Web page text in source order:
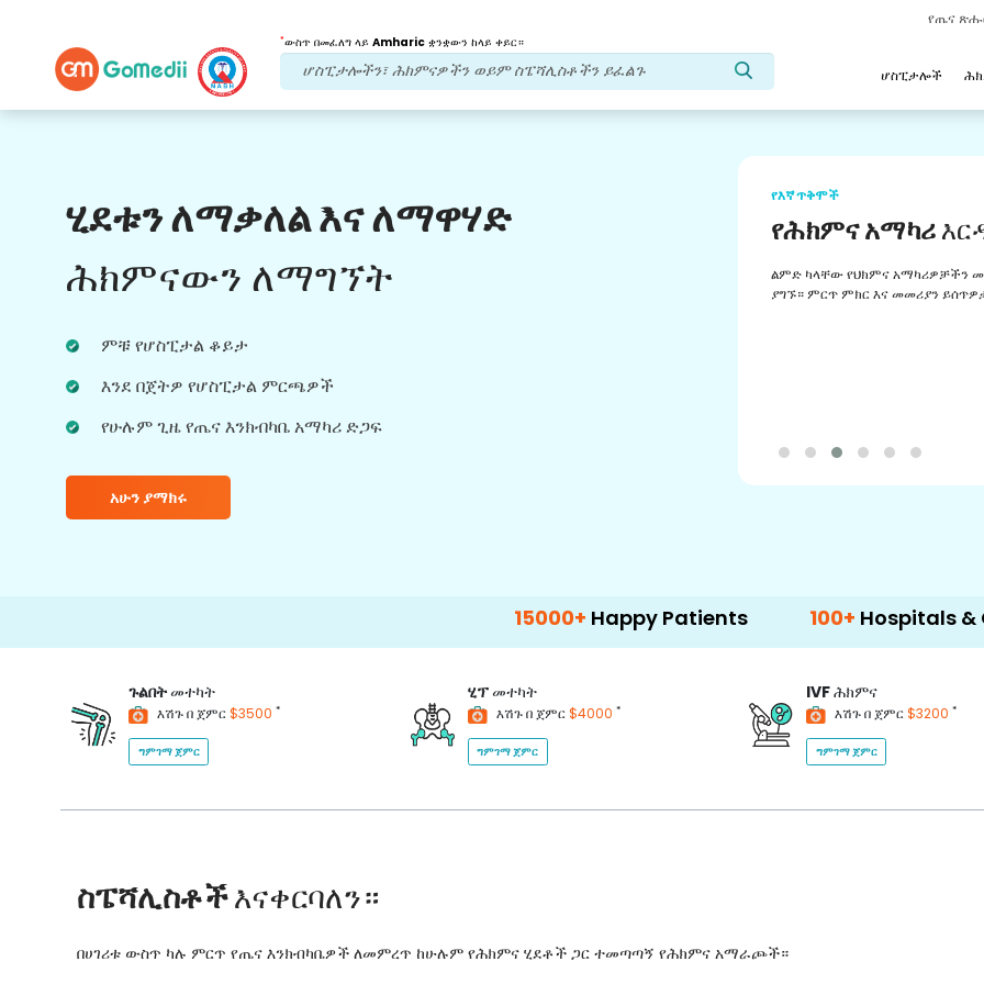
የጤና
*ውስጥ በመፈለግ ላይ Amharic ቋንቋውን ከላይ ቀይር።
ሆስፒታሎች
ሂደቱን ለማቃለል እና ለማዋሃድ
ሕክምናውን ለማግኘት
ምቹ የሆስፒታል ቆይታ
እንደ በጀትዎ የሆስፒታል ምርጫዎች
የሁሉም ጊዜ የጤና እንክብካቤ አማካሪ ድጋፍ
አሁን ያማክሩ
የድህረ ህክምናክትትል
የሚደረግበት እንክብካቤ
በሕክምና ፍላጎቶችዎ ላይ መደበኛ ዝመናዎች።
የእኛ ጥቅሞች
የሕክምና አማካሪ
ልምድ ካላቸው የህክምና አማካሪዎቻችን
ያግኙ። ምርጥ ምክር እና መመሪያን
Happy Patients 100+ Hospitals & Clinics
ጉልበትመተካት
እሽጉ በ ጀምር$3500 *
ግምገማ ጀምር
ሂፕመተካት
እሽጉ በ ጀምር$4000 *
ግምገማ ጀምር
IVFሕክምና
እሽጉ በ ጀምር$3200 *
ግምገማ ጀምር
ስፔሻሊስቶችእናቀርባለን።
በሀገሪቱ ውስጥ ካሉ ምርጥ የጤና እንክብካቤዎች ለመምረጥ ከሁሉም የሕክምና ሂደቶች ጋር ተመጣጣኝ የሕክምና አማራጮች።